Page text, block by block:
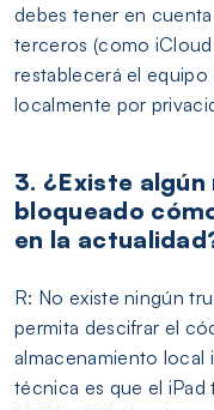
debes tener en
terceros (como
restablecerá el
localmente por
3. ¿Existe
bloqueado
en la
R: No existe ningún
permita descifrar el
almacenamiento
técnica es que el iPad